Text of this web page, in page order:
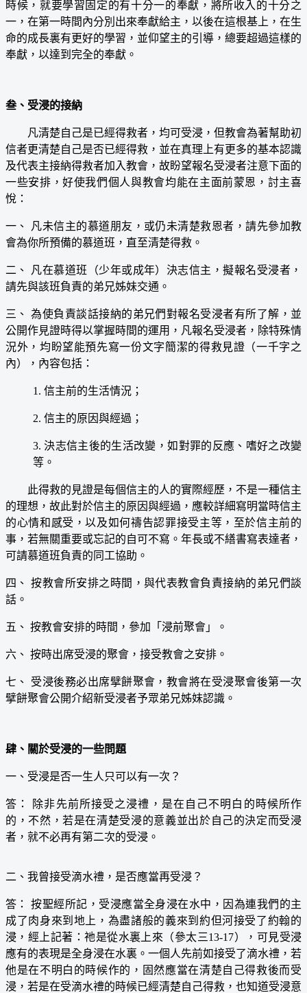
時候，就要學習固定的有十分一的奉獻，將所收入的十分之
一，在第一時間內分別出來奉獻給主，以後在這根基上，在生
命的成長裏有更好的學習，並仰望主的引導，總要超過這樣的
奉獻，以達到完全的奉獻。
叁、受浸的接納
凡清楚自己是已經得救者，均可受浸，但教會為著幫助初
信者更清楚自己是否已經得救，並在真理上有更多的基本認識
及代表主接納得救者加入教會，故盼望報名受浸者注意下面的
一些安排，好使我們個人與教會均能在主面前蒙恩，討主喜
悅：
一、 凡未信主的慕道朋友，或仍未清楚救恩者，請先參加教
會為你所預備的慕道班，直至清楚得救。
二、 凡在慕道班（少年或成年）決志信主，擬報名受浸者，
請先與該班負責的弟兄姊妹交通。
三、 為使負責談話接納的弟兄們對報名受浸者有所了解，並
公開作見證時得以掌握時間的運用，凡報名受浸者，除特殊情
況外，均盼望能預先寫一份文字簡潔的得救見證（一千字之
內），內容包括：
1. 信主前的生活情況；
2. 信主的原因與經過；
3. 決志信主後的生活改變，如對罪的反應、嗜好之改變
等。
此得救的見證是每個信主的人的實際經歷，不是一種信主
的理想，故此對於信主的原因與經過，應較詳細寫明當時信主
的心情和感受，以及如何禱告認罪接受主等，至於信主前的
事，若無關重要或忘記的自可不寫。年長或不繕書寫表達者，
可請慕道班負責的同工協助。
四、 按教會所安排之時間，與代表教會負責接納的弟兄們談
話。
五、 按教會安排的時間，參加「浸前聚會」。
六、 按時出席受浸的聚會，接受教會之安排。
七、 受浸後務必出席擘餅聚會，教會將在受浸聚會後第一次
擘餅聚會公開介紹新受浸者予眾弟兄姊妹認識。
肆、關於受浸的一些問題
一、受浸是否一生人只可以有一次？
答： 除非先前所接受之浸禮，是在自己不明白的時候所作
的，不然，若是在清楚受浸的意義並出於自己的決定而受浸
者，就不必再有第二次的受浸。
二、我曾接受滴水禮，是否應當再受浸？
答： 按聖經所記，受浸應當全身浸在水中，因為連我們的主
成了肉身來到地上，為盡諸般的義來到約但河接受了約翰的
浸，經上記著：祂是從水裏上來（參太三13-17），可見受浸
應有的表現是全身浸在水裏。一個人先前如接受了滴水禮，若
他是在不明白的時候作的，固然應當在清楚自己得救後而受
浸，若是在受滴水禮的時候已經清楚自己得救，也知道受浸意